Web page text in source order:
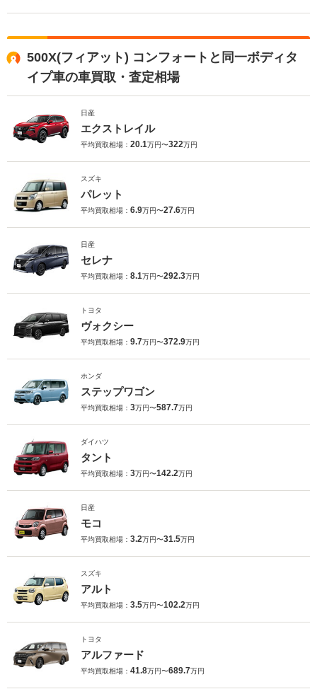
500X(フィアット) コンフォートと同一ボディタ
イプ車の車買取・査定相場
日産
エクストレイル
平均買取相場： 20.1万円〜322万円
スズキ
パレット
平均買取相場： 6.9万円〜27.6万円
日産
セレナ
平均買取相場： 8.1万円〜292.3万円
トヨタ
ヴォクシー
平均買取相場： 9.7万円〜372.9万円
ホンダ
ステップワゴン
平均買取相場： 3万円〜587.7万円
ダイハツ
タント
平均買取相場： 3万円〜142.2万円
日産
モコ
平均買取相場： 3.2万円〜31.5万円
スズキ
アルト
平均買取相場： 3.5万円〜102.2万円
トヨタ
アルファード
平均買取相場： 41.8万円〜689.7万円